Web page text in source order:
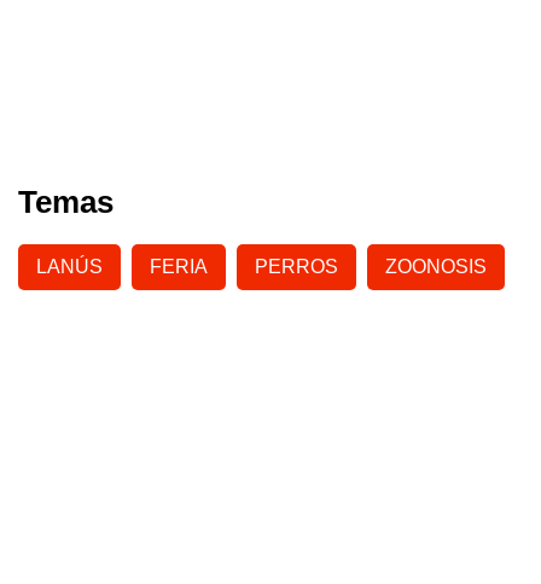
Temas
LANÚS FERIA PERROS ZOONOSIS